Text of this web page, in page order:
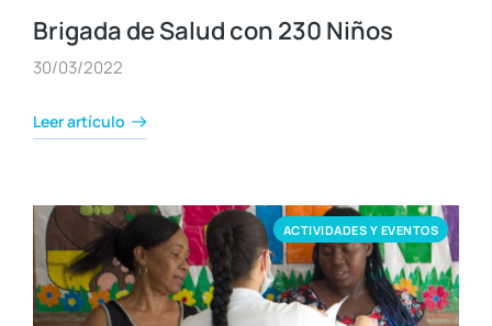
Brigada de Salud con 230 Niños
30/03/2022
Leer artículo
ACTIVIDADES Y EVENTOS